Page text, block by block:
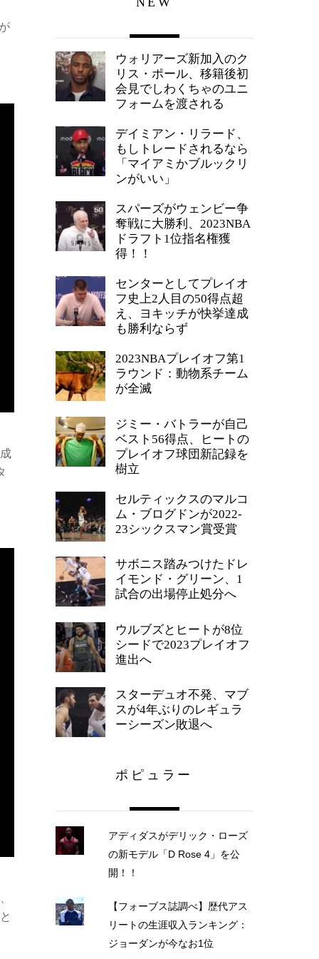
ウォリアーズ新加入のク
リス・ポール、移籍後初
会見でしわくちゃのユニ
フォームを渡される
デイミアン・リラード、
もしトレードされるなら
「マイアミかブルックリ
ンがいい」
スパーズがウェンビー争
奪戦に大勝利、2023NBA
ドラフト1位指名権獲
得！！
センターとしてプレイオ
フ史上2人目の50得点超
え、ヨキッチが快挙達成
も勝利ならず
2023NBAプレイオフ第1
ラウンド：動物系チーム
が全滅
ジミー・バトラーが自己
ベスト56得点、ヒートの
プレイオフ球団新記録を
樹立
セルティックスのマルコ
ム・ブログドンが2022-
23シックスマン賞受賞
サボニス踏みつけたドレ
イモンド・グリーン、1
試合の出場停止処分へ
ウルブズとヒートが8位
シードで2023プレイオフ
進出へ
スターデュオ不発、マブ
スが4年ぶりのレギュラ
ーシーズン敗退へ
ポピュラー
アディダスがデリック・ローズ
の新モデル「D Rose 4」を公
開！！
【フォーブス誌調べ】歴代アス
リートの生涯収入ランキング：
ジョーダンが今なお1位